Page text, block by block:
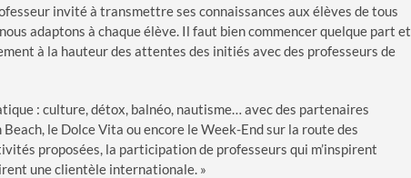
invité à transmettre ses connaissances aux élèves de tous
adaptons à chaque élève. Il faut bien commencer quelque part et
à la hauteur des attentes des initiés avec des professeurs de
: culture, détox, balnéo, nautisme… avec des partenaires
le Dolce Vita ou encore le Week-End sur la route des
proposées, la participation de professeurs qui m’inspirent
une clientèle internationale. »